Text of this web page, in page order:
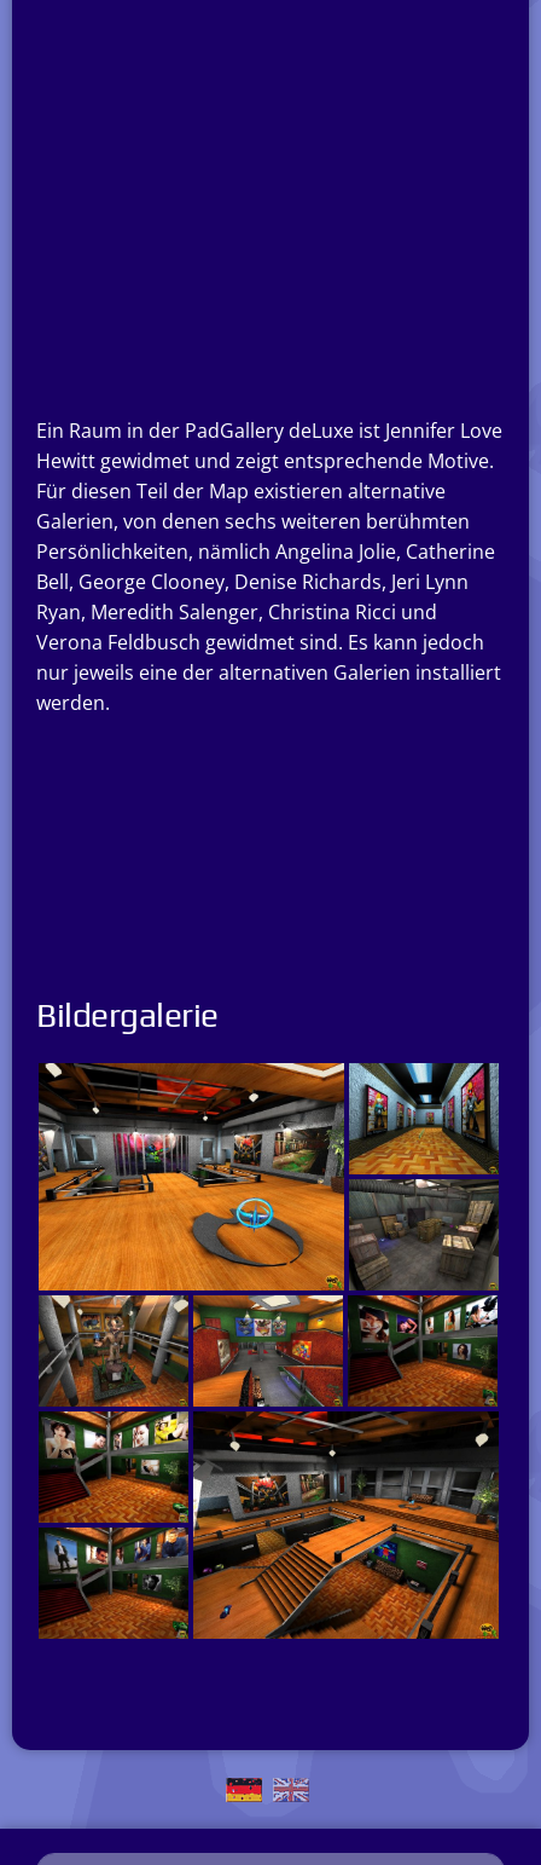
Ein Raum in der PadGallery deLuxe ist Jennifer Love
Hewitt gewidmet und zeigt entsprechende Motive.
Für diesen Teil der Map existieren alternative
Galerien, von denen sechs weiteren berühmten
Persönlichkeiten, nämlich Angelina Jolie, Catherine
Bell, George Clooney, Denise Richards, Jeri Lynn
Ryan, Meredith Salenger, Christina Ricci und
Verona Feldbusch gewidmet sind. Es kann jedoch
nur jeweils eine der alternativen Galerien installiert
werden.
Bildergalerie